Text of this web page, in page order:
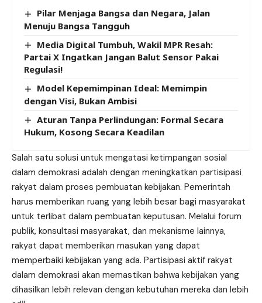
Pilar Menjaga Bangsa dan Negara, Jalan
Menuju Bangsa Tangguh
Media Digital Tumbuh, Wakil MPR Resah:
Partai X Ingatkan Jangan Balut Sensor Pakai
Regulasi!
Model Kepemimpinan Ideal: Memimpin
dengan Visi, Bukan Ambisi
Aturan Tanpa Perlindungan: Formal Secara
Hukum, Kosong Secara Keadilan
Salah satu solusi untuk mengatasi ketimpangan sosial
dalam demokrasi adalah dengan meningkatkan partisipasi
rakyat dalam proses pembuatan kebijakan. Pemerintah
harus memberikan ruang yang lebih besar bagi masyarakat
untuk terlibat dalam pembuatan keputusan. Melalui forum
publik, konsultasi masyarakat, dan mekanisme lainnya,
rakyat dapat memberikan masukan yang dapat
memperbaiki kebijakan yang ada. Partisipasi aktif rakyat
dalam demokrasi akan memastikan bahwa kebijakan yang
dihasilkan lebih relevan dengan kebutuhan mereka dan lebih